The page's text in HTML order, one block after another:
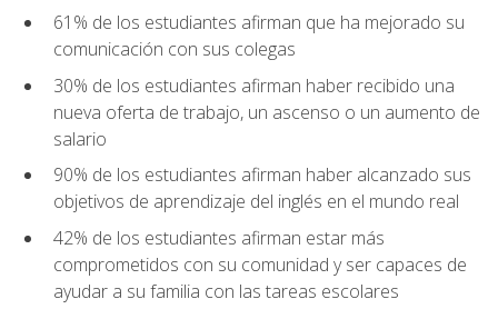
61% de los estudiantes afirman que ha mejorado su
comunicación con sus colegas
30% de los estudiantes afirman haber recibido una
nueva oferta de trabajo, un ascenso o un aumento de
salario
90% de los estudiantes afirman haber alcanzado sus
objetivos de aprendizaje del inglés en el mundo real
42% de los estudiantes afirman estar más
comprometidos con su comunidad y ser capaces de
ayudar a su familia con las tareas escolares